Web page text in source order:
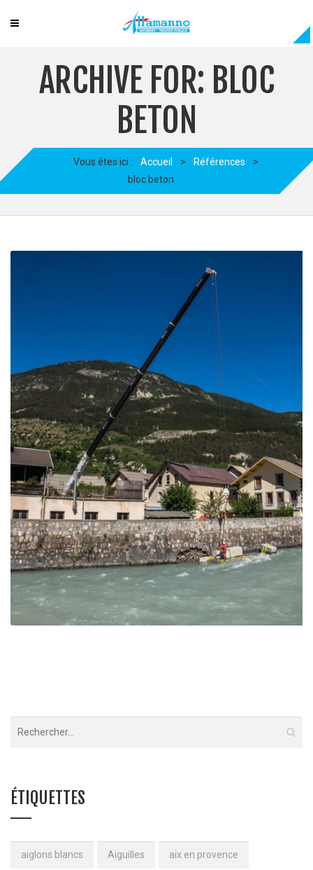
ARCHIVE FOR: BLOC
BETON
Vous êtes ici : Accueil > Références
>
bloc beton
ÉTIQUETTES
aiglons blancs Aiguilles aix en provence